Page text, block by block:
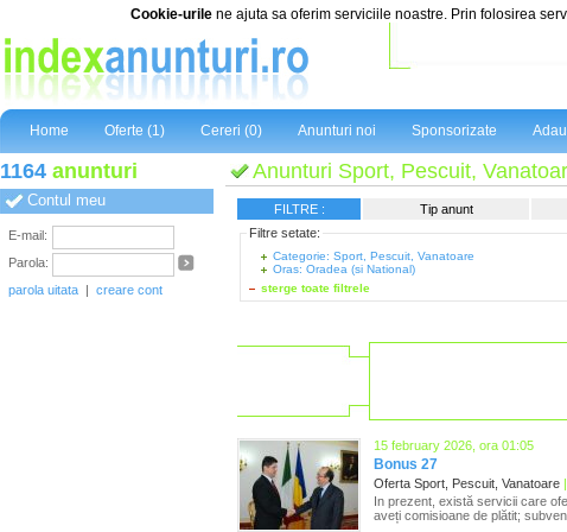
Cookie-urile ne ajuta sa oferim serviciile noastre. Prin folosirea
Home Oferte (1) Cereri (0) Anunturi noi Sponsorizate
1164 anunturi
Contul meu
E-mail:
Parola:
parola uitata | creare cont
Anunturi Sport, Pescuit,
FILTRE : Tip anunt
Filtre setate:
Categorie: Sport, Pescuit, Vanatoare
Oras: Oradea (si National)
sterge toate filtrele
15 february 2026, ora 01:05
Bonus 27
Oferta Sport, Pescuit, Vanatoare |
In prezent, există servicii care
aveți comisioane de plătit;